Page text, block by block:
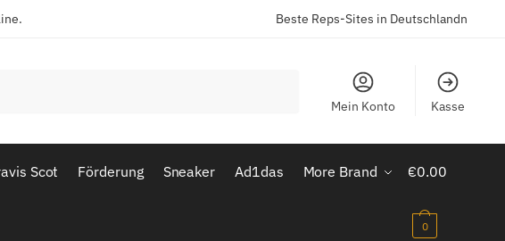
Beste Reps-Sites in Deutschlandn
Mein Konto Kasse
Scot Förderung Sneaker Ad1das More Brand €0.00
0